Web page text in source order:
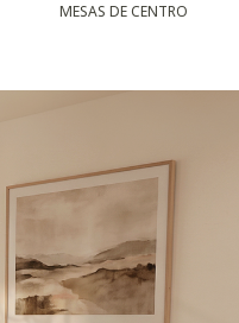
MESAS DE CENTRO